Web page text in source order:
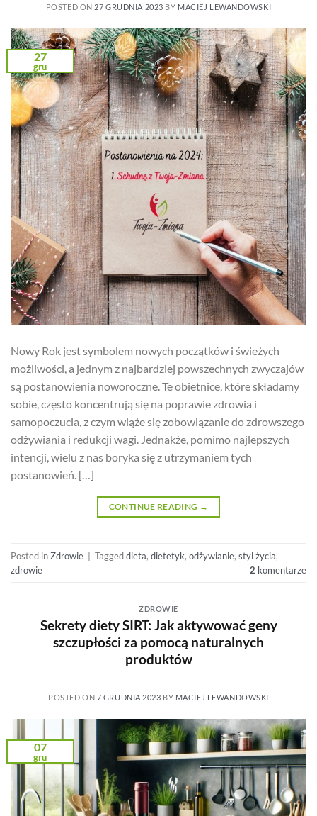
POSTED ON 27 GRUDNIA 2023 BY MACIEJ LEWANDOWSKI
27
gru
Nowy Rok jest symbolem nowych początków i świeżych
możliwości, a jednym z najbardziej powszechnych zwyczajów
są postanowienia noworoczne. Te obietnice, które składamy
sobie, często koncentrują się na poprawie zdrowia i
samopoczucia, z czym wiąże się zobowiązanie do zdrowszego
odżywiania i redukcji wagi. Jednakże, pomimo najlepszych
intencji, wielu z nas boryka się z utrzymaniem tych
postanowień. […]
CONTINUE READING →
Posted inZdrowie Taggeddieta, dietetyk, odżywianie, styl życia,
zdrowie
2 komentarze
ZDROWIE
Sekrety diety SIRT: Jak aktywować geny
szczupłości za pomocą naturalnych
produktów
POSTED ON 7 GRUDNIA 2023 BY MACIEJ LEWANDOWSKI
07
gru